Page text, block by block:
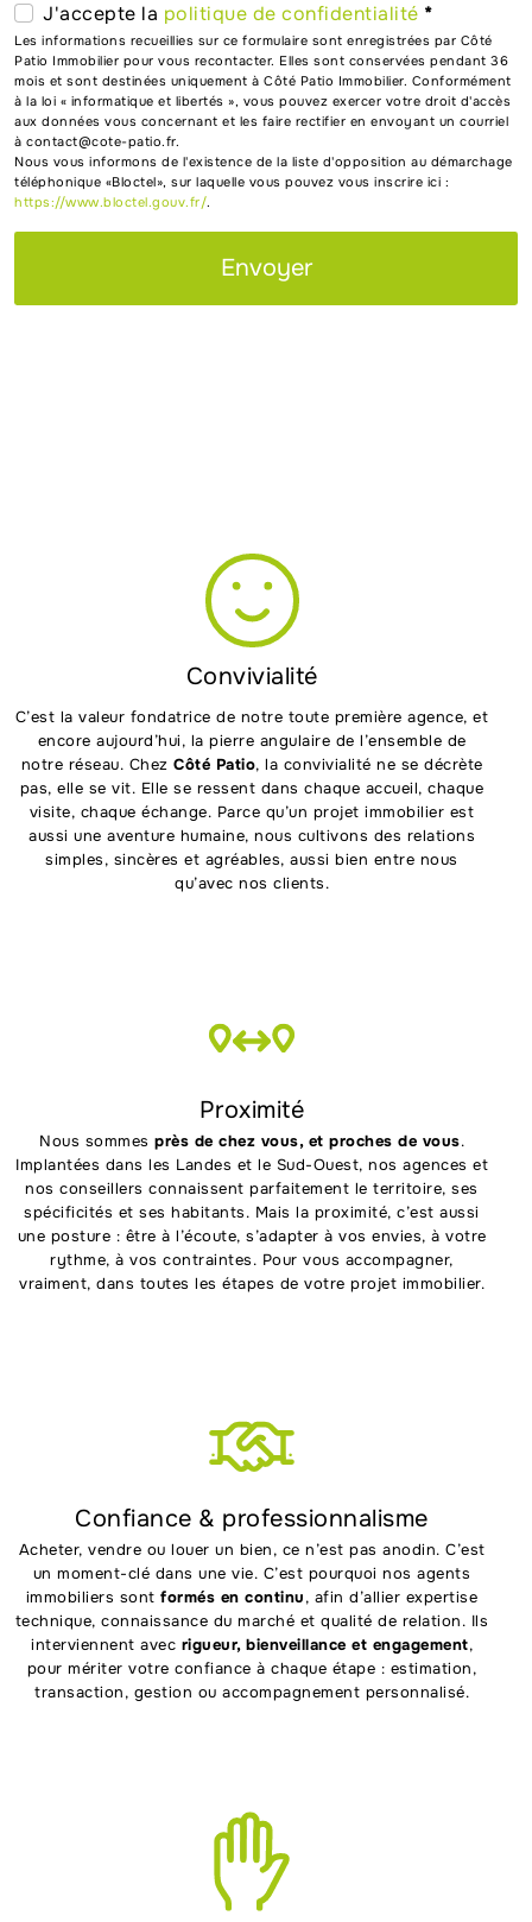
J'accepte la politique de confidentialité *
Les informations recueillies sur ce formulaire sont enregistrées par Côté
Patio Immobilier pour vous recontacter. Elles sont conservées pendant 36
mois et sont destinées uniquement à Côté Patio Immobilier. Conformément
à la loi « informatique et libertés », vous pouvez exercer votre droit d'accès
aux données vous concernant et les faire rectifier en envoyant un courriel
à contact@cote-patio.fr.
Nous vous informons de l'existence de la liste d'opposition au démarchage
téléphonique «Bloctel», sur laquelle vous pouvez vous inscrire ici :
https://www.bloctel.gouv.fr/.
Convivialité
C’est la valeur fondatrice de notre toute première agence, et
encore aujourd’hui, la pierre angulaire de l’ensemble de
notre réseau. Chez Côté Patio, la convivialité ne se décrète
pas, elle se vit. Elle se ressent dans chaque accueil, chaque
visite, chaque échange. Parce qu’un projet immobilier est
aussi une aventure humaine, nous cultivons des relations
simples, sincères et agréables, aussi bien entre nous
qu’avec nos clients.
Proximité
Nous sommes près de chez vous, et proches de vous.
Implantées dans les Landes et le Sud-Ouest, nos agences et
nos conseillers connaissent parfaitement le territoire, ses
spécificités et ses habitants. Mais la proximité, c’est aussi
une posture : être à l’écoute, s’adapter à vos envies, à votre
rythme, à vos contraintes. Pour vous accompagner,
vraiment, dans toutes les étapes de votre projet immobilier.
Confiance & professionnalisme
Acheter, vendre ou louer un bien, ce n’est pas anodin. C’est
un moment-clé dans une vie. C’est pourquoi nos agents
immobiliers sontformés en continu, afin d’allier expertise
technique, connaissance du marché et qualité de relation. Ils
interviennent avec rigueur, bienveillance et engagement,
pour mériter votre confiance à chaque étape : estimation,
transaction, gestion ou accompagnement personnalisé.